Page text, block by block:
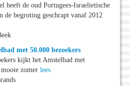
heeft de oud Portugees-Israelietische
de begroting geschrapt vanaf 2012
met 50.000 bezoekers
kijkt het Amstelbad met
zomer lees